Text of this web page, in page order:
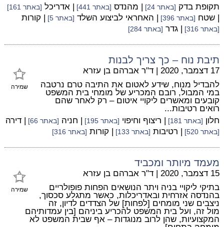
תקופת בדק [באתר 24] | מהנדס [באתר 441] | אדריכל [באתר 161]
| שטח [באתר 396] | האחראי לביצוע השלד [באתר 5] | קורות
[באתר 316] | גדר [באתר 284]
תיבת נוח – כך צריך לבנות
שמירה
17 דצמבר, 2020 | ד"ר אברהם בן עזרא
להבדיל מנוח, שידע לאטום את התיבה טרם נרטבה
במי המבול, רובם המכריע של מומחי בית המשפט
קובעים ומאשרים ליקויי איטום – רק לאחר שהם
רואים רטיבות...
חלון [באתר 181] | ריצוף וחיפוי [באתר 195] | חניה [באתר 66] | דירה
[באתר 520] | רטיבות [באתר 133] | קורות [באתר 316]
מעמד מיותר ומכביד
שמירה
15 דצמבר, 2020 | ד"ר אברהם בן עזרא
בתיקי ליקויי בניה ויתר הנושאים הפחות פופולריים
בהנדסה אזרחית ובאדריכלות, כאשר מתגלע סכסוך,
ניצבים שני מומחים [לפחות] של הצדדים לדיון, זה
מול זה, ועל בית המשפט להכריע ביניהם [בין עמדותיהם
המקצועיות, שהן לרוב מנוגדות – אף שבית המשפט לא